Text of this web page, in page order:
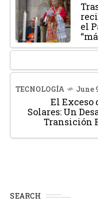
el
TECNOLOGÍA June
El Exceso
Solares: Un
Transición
SEARCH